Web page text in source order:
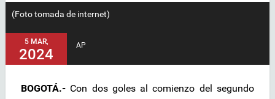
(Foto tomada de internet)
5 MAR,
2024
AP
BOGOTÁ.- Con dos goles al comienzo del segundo